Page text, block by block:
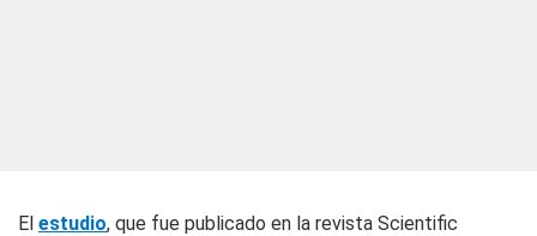
El estudio, que fue publicado en la revista Scientific